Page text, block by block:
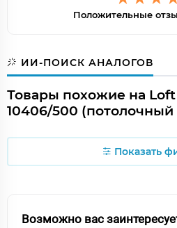
Положительные
ИИ-ПОИСК АНАЛОГОВ
Товары похожие на
10406/500 (потолочный
Показать
Возможно вас